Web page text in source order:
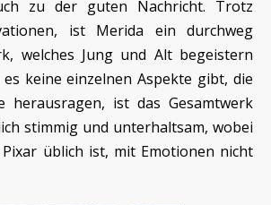
zu der guten Nachricht. Trotz
ist Merida ein durchweg
welches Jung und Alt begeistern
keine einzelnen Aspekte gibt, die
herausragen, ist das Gesamtwerk
stimmig und unterhaltsam, wobei
üblich ist, mit Emotionen nicht